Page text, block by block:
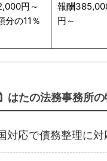
円～
分の11％
報酬
円～
はたの法務事務所の
対応で債務整理に対